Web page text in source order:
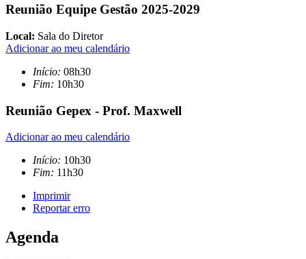
Reunião Equipe Gestão 2025-2029
Local: Sala do Diretor
Adicionar ao meu calendário
Início: 08h30
Fim: 10h30
Reunião Gepex - Prof. Maxwell
Adicionar ao meu calendário
Início: 10h30
Fim: 11h30
Imprimir
Reportar erro
Agenda